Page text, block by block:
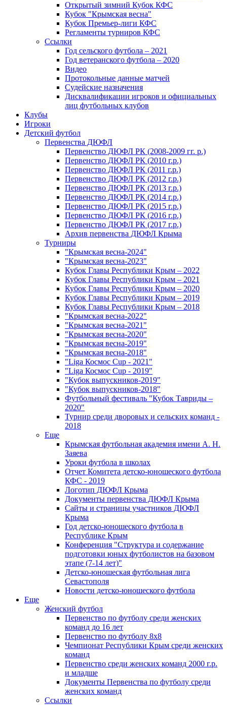
Открытый зимний Кубок КФС
Кубок "Крымская весна"
Кубок Премьер-лиги КФС
Регламенты турниров КФС
Ссылки
Год сельского футбола – 2021
Год ветеранского футбола – 2020
Видео
Протокольные данные матчей
Судейские назначения
Дисквалификации игроков и официальных
лиц футбольных клубов
Клубы
Игроки
Детский футбол
Первенства ДЮФЛ
Первенство ДЮФЛ РК (2008-2009 гг. р.)
Первенство ДЮФЛ РК (2010 г.р.)
Первенство ДЮФЛ РК (2011 г.р.)
Первенство ДЮФЛ РК (2012 г.р.)
Первенство ДЮФЛ РК (2013 г.р.)
Первенство ДЮФЛ РК (2014 г.р.)
Первенство ДЮФЛ РК (2015 г.р.)
Первенство ДЮФЛ РК (2016 г.р.)
Первенство ДЮФЛ РК (2017 г.р.)
Архив первенства ДЮФЛ Крыма
Турниры
"Крымская весна-2024"
"Крымская весна-2023"
Кубок Главы Республики Крым – 2022
Кубок Главы Республики Крым – 2021
Кубок Главы Республики Крым – 2020
Кубок Главы Республики Крым – 2019
Кубок Главы Республики Крым – 2018
"Крымская весна-2022"
"Крымская весна-2021"
"Крымская весна-2020"
"Крымская весна-2019"
"Крымская весна-2018"
"Liga Космос Cup - 2021"
"Liga Космос Cup - 2019"
"Кубок выпускников-2019"
"Кубок выпускников-2018"
Футбольный фестиваль "Кубок Тавриды –
2020"
Турнир среди дворовых и сельских команд -
2018
Еще
Крымская футбольная академия имени А. Н.
Заяева
Уроки футбола в школах
Отчет Комитета детско-юношеского футбола
КФС - 2019
Логотип ДЮФЛ Крыма
Документы первенства ДЮФЛ Крыма
Сайты и страницы участников ДЮФЛ
Крыма
Год детско-юношеского футбола в
Республике Крым
Конференция "Структура и содержание
подготовки юных футболистов на базовом
этапе (7-14 лет)"
Детско-юношеская футбольная лига
Севастополя
Новости детско-юношеского футбола
Еще
Женский футбол
Первенство по футболу среди женских
команд до 16 лет
Первенство по футболу 8х8
Чемпионат Республики Крым среди женских
команд
Первенство среди женских команд 2000 г.р.
и младше
Документы Первенства по футболу среди
женских команд
Ссылки